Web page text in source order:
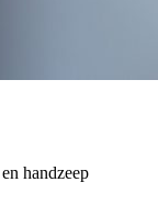
handzeep